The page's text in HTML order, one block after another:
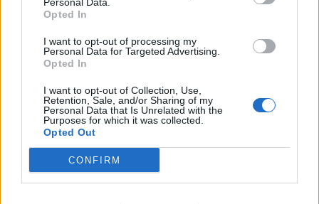
Opted In
I want to opt-out of processing my
Personal Data for Targeted Advertising.
Opted In
I want to opt-out of Collection, Use,
Retention, Sale, and/or Sharing of my
Personal Data that Is Unrelated with the
Purposes for which it was collected.
Opted Out
CONFIRM
anche nell’Alto Milanese fino alla
mattina di sabato 8 luglio